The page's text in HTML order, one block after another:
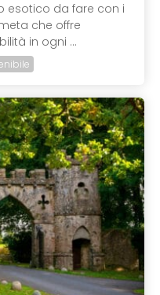
esotico da fare con i
che offre
in ogni ...